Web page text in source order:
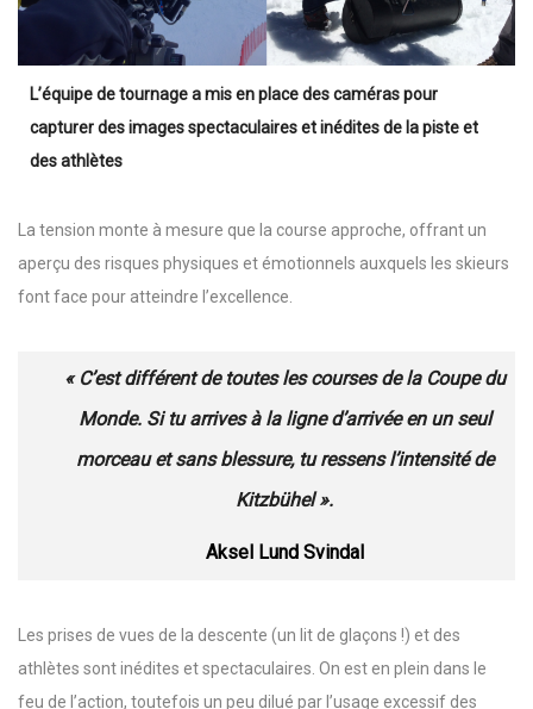
L’équipe de tournage a mis en place des caméras pour
capturer des images spectaculaires et inédites de la piste et
des athlètes
La tension monte à mesure que la course approche, offrant un
aperçu des risques physiques et émotionnels auxquels les skieurs
font face pour atteindre l’excellence.
« C’est différent de toutes les courses de la Coupe du
Monde. Si tu arrives à la ligne d’arrivée en un seul
morceau et sans blessure, tu ressens l’intensité de
Kitzbühel ».
Aksel Lund Svindal
Les prises de vues de la descente (un lit de glaçons !) et des
athlètes sont inédites et spectaculaires. On est en plein dans le
feu de l’action, toutefois un peu dilué par l’usage excessif des